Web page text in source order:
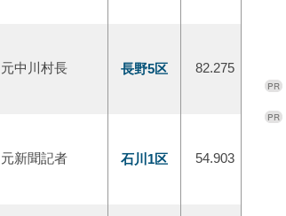
元中川村長 長野5区 82.275
元新聞記者 石川1区 54.903